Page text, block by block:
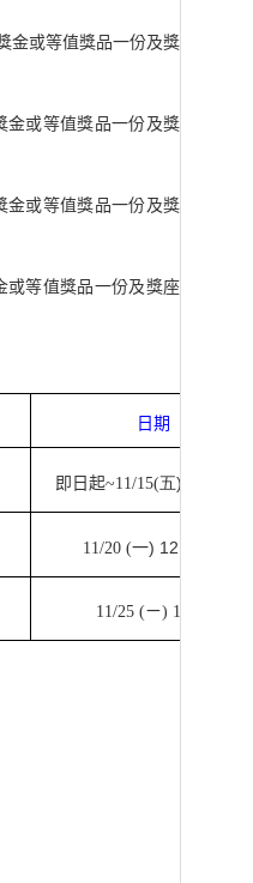
金或等值獎品一份及獎
或等值獎品一份及獎
或等值獎品一份及獎
等值獎品一份及獎座
日期
即日起~11/15(五) 17:00
11/20 (一) 12:00
11/25 (ㄧ) 13:00